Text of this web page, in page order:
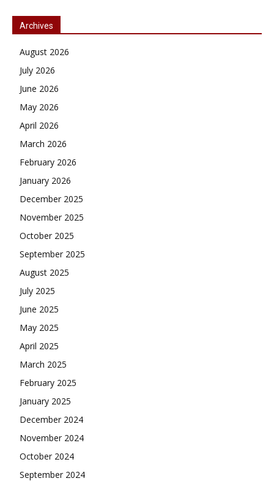
Archives
August 2026
July 2026
June 2026
May 2026
April 2026
March 2026
February 2026
January 2026
December 2025
November 2025
October 2025
September 2025
August 2025
July 2025
June 2025
May 2025
April 2025
March 2025
February 2025
January 2025
December 2024
November 2024
October 2024
September 2024